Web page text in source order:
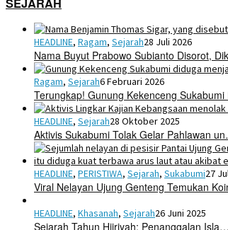
HEADLINE, Ragam, Sejarah28 Juli 2026
Nama Buyut Prabowo Subianto Disorot,
Ragam, Sejarah6 Februari 2026
Terungkap! Gunung Kekenceng
HEADLINE, Sejarah28 Oktober 2025
Aktivis Sukabumi Tolak Gelar Pahlawan
HEADLINE, PERISTIWA, Sejarah, Sukabumi27
Viral Nelayan Ujung Genteng Temukan
HEADLINE, Khasanah, Sejarah26 Juni 2025
Sejarah Tahun Hijriyah: Penanggalan Isla…